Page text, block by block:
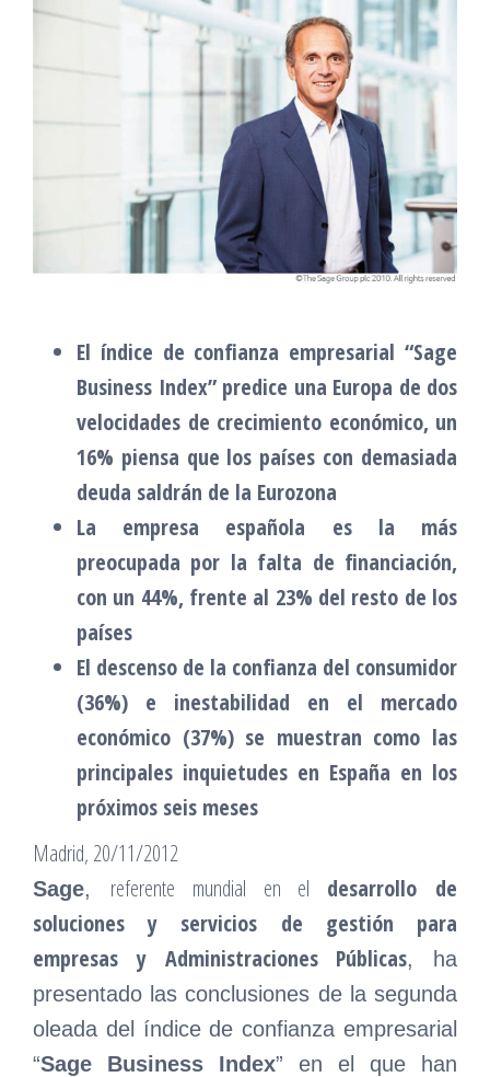
El índice de confianza empresarial “Sage
Business Index” predice una Europa de dos
velocidades de crecimiento económico, un
16% piensa que los países con demasiada
deuda saldrán de la Eurozona
La empresa española es la más
preocupada por la falta de financiación,
con un 44%, frente al 23% del resto de los
países
El descenso de la confianza del consumidor
(36%) e inestabilidad en el mercado
económico (37%) se muestran como las
principales inquietudes en España en los
próximos seis meses
Madrid, 20/11/2012
Sage, referente mundial en el desarrollo de
soluciones y servicios de gestión para
empresas y Administraciones Públicas, ha
presentado las conclusiones de la segunda
oleada del índice de confianza empresarial
“Sage Business Index” en el que han